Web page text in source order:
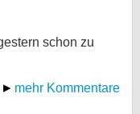
schon zu
mehr Kommentare